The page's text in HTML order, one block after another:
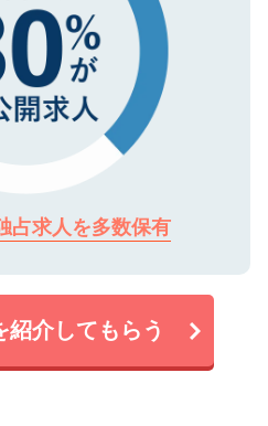
占求人を多数保有
紹介してもらう